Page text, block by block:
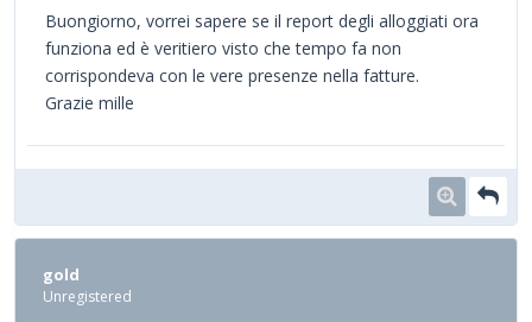
Buongiorno, vorrei sapere se il report degli alloggiati ora
funziona ed è veritiero visto che tempo fa non
corrispondeva con le vere presenze nella fatture.
Grazie mille
gold
Unregistered